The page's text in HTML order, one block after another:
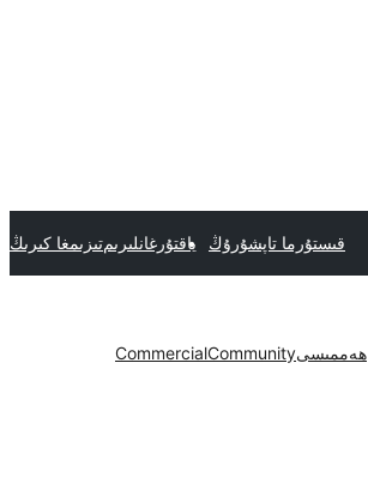
قىستۇرما تاپشۇرۇڭ ياقتۇرغانلىرىمتىزىمغا كىرىڭ
ھەممىسىCommunity
Commercial